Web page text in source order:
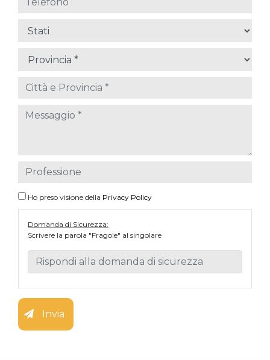
Ho preso visione della Privacy Policy
Domanda di Sicurezza:
Scrivere la parola "Fragole" al singolare
Invia